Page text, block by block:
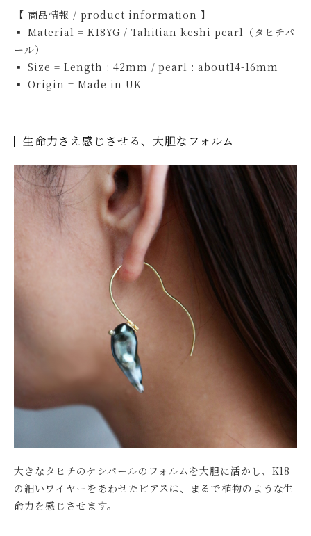
【 商品情報 / product information 】
▪ Material = K18YG / Tahitian keshi pearl（タヒチパ
ール）
▪ Size = Length : 42mm / pearl : about14-16mm
▪ Origin = Made in UK
生命力さえ感じさせる、大胆なフォルム
大きなタヒチのケシパールのフォルムを大胆に活かし、K18
の細いワイヤーをあわせたピアスは、まるで植物のような生
命力を感じさせます。